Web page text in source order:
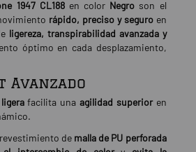
1947 CL188en color Negro son el
rápido, preciso y seguroen
ligereza, transpirabilidad avanzada y
óptimo en cada desplazamiento,
Avanzado
ligerafacilita una agilidad superioren
de malla de PU perforada